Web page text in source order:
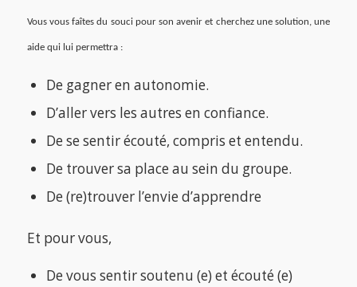
Vous vous faîtes du souci pour son avenir et cherchez une solution, une
aide qui lui permettra :
De gagner en autonomie.
D’aller vers les autres en confiance.
De se sentir écouté, compris et entendu.
De trouver sa place au sein du groupe.
De (re)trouver l’envie d’apprendre
Et pour vous,
De vous sentir soutenu (e) et écouté (e)